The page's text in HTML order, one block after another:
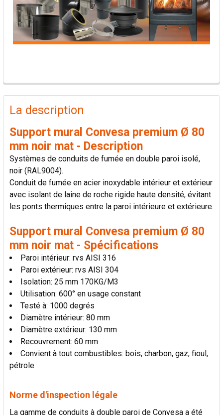
PRODUITS
FRÉQUEMMENT
ACHETÉS
SÉLECTIONNER
AJOUTER
LA
SÉLECTION
AU PANIER
La description
Support mural Convesa premium Ø 80
mm noir mat - Description
Systèmes de conduits de fumée en double paroi isolé,
noir (RAL9004).
Conduit de fumée en acier inoxydable intérieur et extérieur
avec isolant de laine de roche rigide haute densité, évitant
les ponts thermiques entre la paroi intérieure et extérieure.
Support mural Convesa premium Ø 80
mm noir mat - Spécifications
Paroi intérieur: rvs AISI 316
Paroi extérieur: rvs AISI 304
Isolation: 25 mm 170KG/M3
Utilisation: 600° en usage constant
Testé à: 1000 degrés
Diamètre intérieur: 80 mm
Diamètre extérieur: 130 mm
Recouvrement: 60 mm
Convient à tout combustibles: bois, charbon, gaz, fioul,
pétrole
Norme d'inspection légale
La gamme de conduits à double paroi de Convesa a été